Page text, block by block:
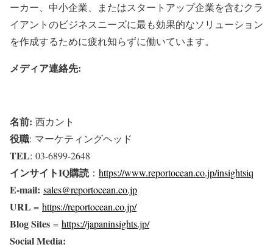
ーカー、中小企業、またはスタートアップ企業を含むクラ
イアントのビジネスニーズに最も効果的なソリューション
を作成するために疲れ知らずに働いています。
メディア連絡先:
名前: 西カント
役職: マーケティングヘッド
TEL: 03-6899-2648
インサイトIQ購読： https://www.reportocean.co.jp/insightsiq
E-mail: sales@reportocean.co.jp
URL = https://reportocean.co.jp/
Blog Sites = https://japaninsights.jp/
Social Media: